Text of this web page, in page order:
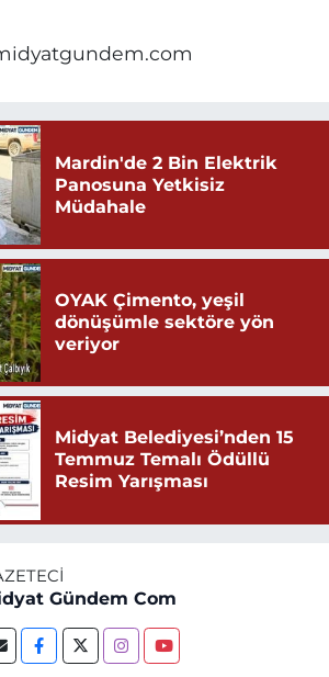
Mardin'de 2 Bin Elektrik
Panosuna Yetkisiz
Müdahale
OYAK Çimento, yeşil
dönüşümle sektöre yön
veriyor
Midyat Belediyesi’nden 15
Temmuz Temalı Ödüllü
Resim Yarışması
Gündem Com